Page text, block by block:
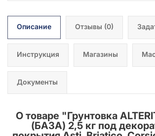
Описание Отзывы (0)
Инструкция Магазины
Документы
О товаре "Грунтовка
(БАЗА) 2,5 кг под